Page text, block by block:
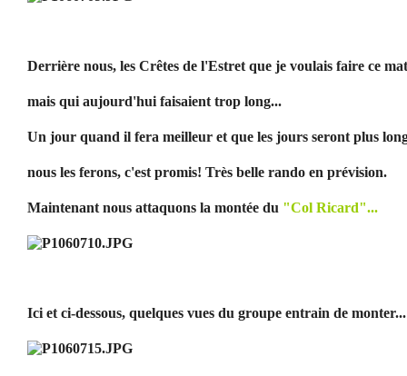
Derrière nous, les Crêtes de l'Estret que je voulais faire ce
mais qui aujourd'hui faisaient trop long...
Un jour quand il fera meilleur et que les jours seront plus
nous les ferons, c'est promis! Très belle rando en prévision.
Maintenant nous attaquons la montée du "Col Ricard"...
Ici et ci-dessous, quelques vues du groupe entrain de monter...